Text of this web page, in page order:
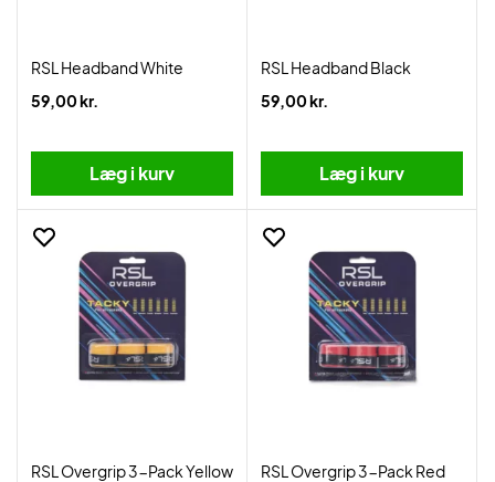
RSL Headband White
59,00 kr.
Læg i kurv
RSL Headband Black
59,00 kr.
Læg i kurv
RSL Overgrip 3-Pack Yellow
RSL Overgrip 3-Pack Red